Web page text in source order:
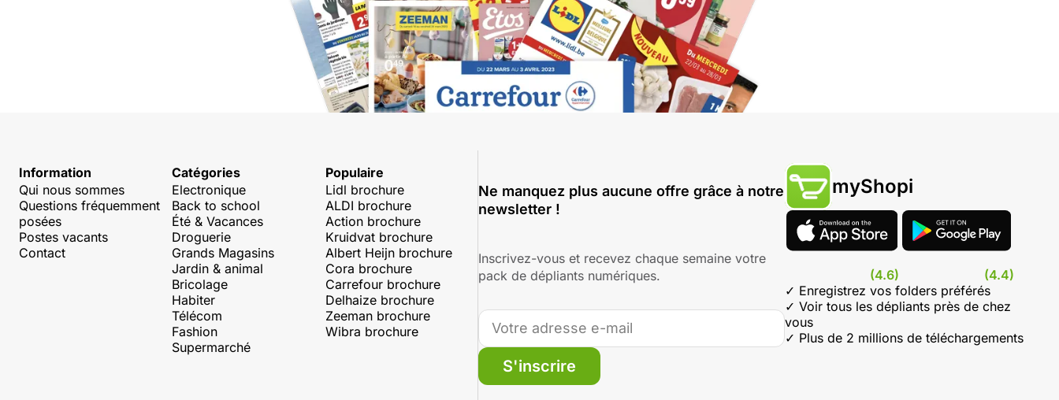
Information
Qui nous sommes
Questions fréquemment
posées
Postes vacants
Contact
Catégories
Electronique
Back to school
Été & Vacances
Droguerie
Grands Magasins
Jardin & animal
Bricolage
Habiter
Télécom
Fashion
Supermarché
Populaire
Lidl brochure
ALDI brochure
Action brochure
Kruidvat brochure
Albert Heijn brochure
Cora brochure
Carrefour brochure
Delhaize brochure
Zeeman brochure
Wibra brochure
Ne manquez plus aucune offre grâce à notre
newsletter !
Inscrivez-vous et recevez chaque semaine votre
pack de dépliants numériques.
S'inscrire
myShopi
(4.6)
(4.4)
✓ Enregistrez vos folders préférés
✓ Voir tous les dépliants près de chez
vous
✓ Plus de 2 millions de téléchargements